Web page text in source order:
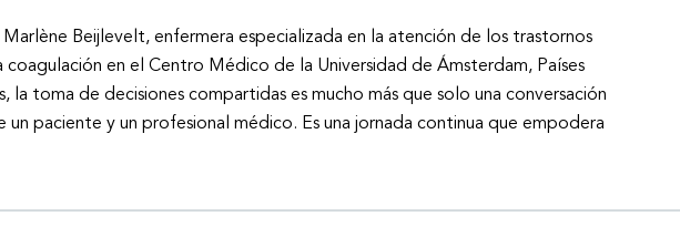
Marlène Beijlevelt, enfermera especializada en la atención de los trastornos
coagulación en el Centro Médico de la Universidad de Ámsterdam, Países
la toma de decisiones compartidas es mucho más que solo una conversación
un paciente y un profesional médico. Es una jornada continua que empodera